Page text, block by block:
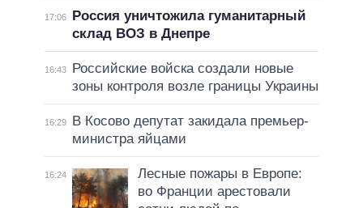
17:06
Россия уничтожила гуманитарный
склад ВОЗ в Днепре
16:43
Российские войска создали новые
зоны контроля возле границы Украины
16:29
В Косово депутат закидала премьер-
министра яйцами
16:24
Лесные пожары в Европе:
во Франции арестовали